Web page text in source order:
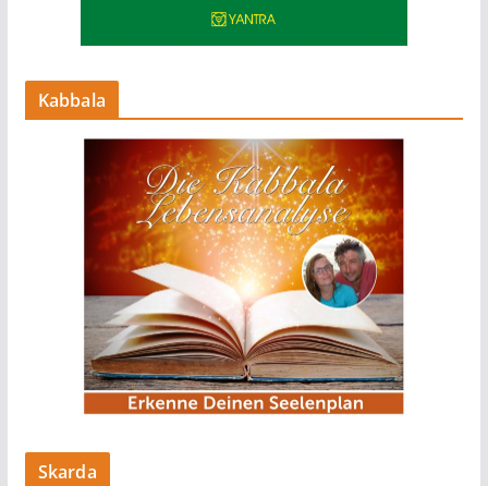
Kabbala
Skarda